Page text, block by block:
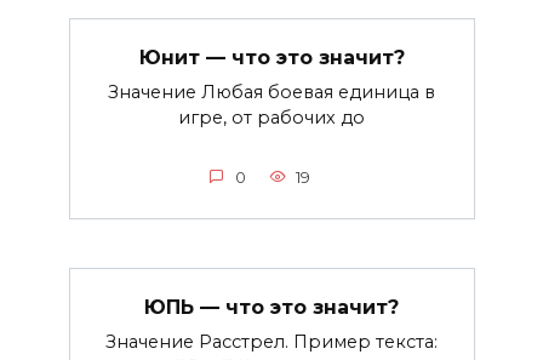
Юнит — что это значит?
Значение Любая боевая единица в
игре, от рабочих до
0 19
ЮПЬ — что это значит?
Значение Расстрел. Пример текста: